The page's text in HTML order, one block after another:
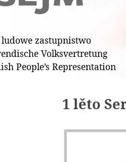
ludowe zastupnistwo
Volksvertretung
People’s Representation
1 lěto